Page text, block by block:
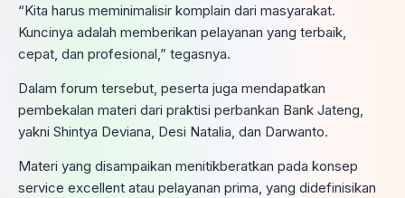
“Kita harus meminimalisir komplain dari masyarakat.
Kuncinya adalah memberikan pelayanan yang terbaik,
cepat, dan profesional,” tegasnya.
Dalam forum tersebut, peserta juga mendapatkan
pembekalan materi dari praktisi perbankan Bank Jateng,
yakni Shintya Deviana, Desi Natalia, dan Darwanto.
Materi yang disampaikan menitikberatkan pada konsep
service excellent atau pelayanan prima, yang didefinisikan